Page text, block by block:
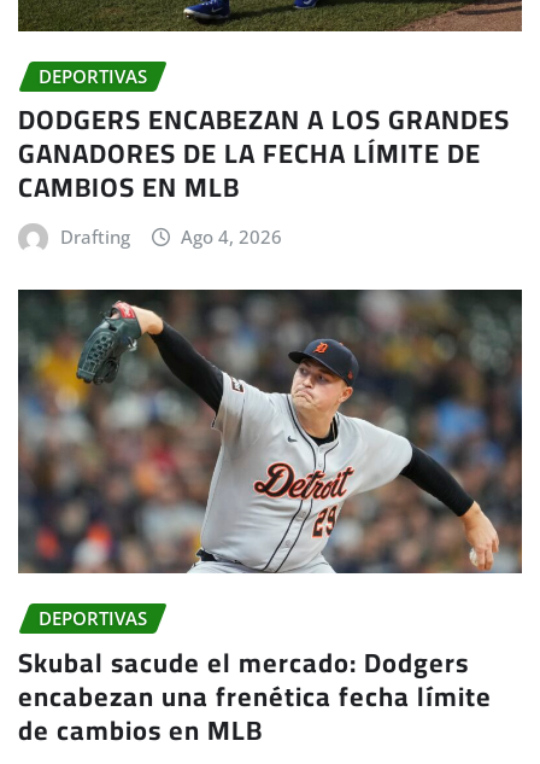
DEPORTIVAS
DODGERS ENCABEZAN A LOS GRANDES
GANADORES DE LA FECHA LÍMITE DE
CAMBIOS EN MLB
Drafting Ago 4, 2026
DEPORTIVAS
Skubal sacude el mercado: Dodgers
encabezan una frenética fecha límite
de cambios en MLB